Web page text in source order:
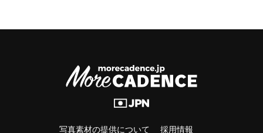
写真素材の提供について 採用情報